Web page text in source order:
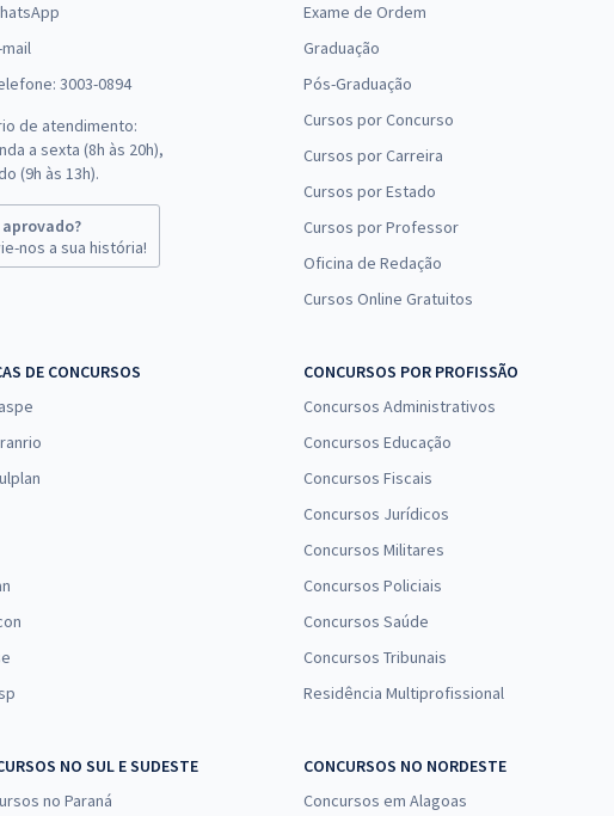
mail
3003-0894
de atendimento:
a sexta (8h às 20h),
(9h às 13h).
aprovado?
nos a sua história!
Exame de Ordem
Graduação
Pós-Graduação
Cursos por Concurso
Cursos por Carreira
Cursos por Estado
Cursos por Professor
Oficina de Redação
Cursos Online Gratuitos
DE CONCURSOS
CONCURSOS POR PROFISSÃO
Concursos Administrativos
Concursos Educação
Concursos Fiscais
Concursos Jurídicos
Concursos Militares
Concursos Policiais
Concursos Saúde
Concursos Tribunais
Residência Multiprofissional
NO SUL E SUDESTE
no Paraná
CONCURSOS NO NORDESTE
Concursos em Alagoas